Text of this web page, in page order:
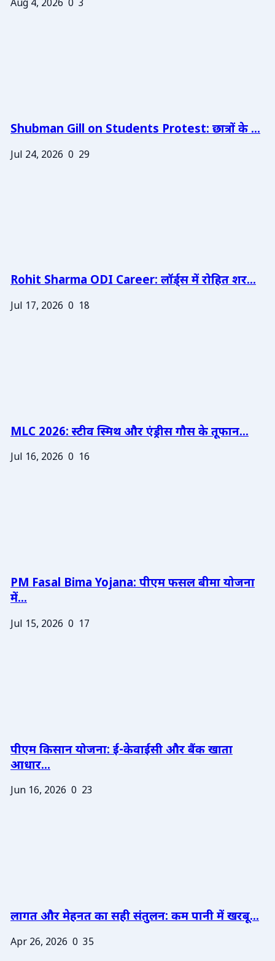
Aug 4, 2026 0 3
Shubman Gill on Students Protest: छात्रों के ...
Jul 24, 2026 0 29
Rohit Sharma ODI Career: लॉर्ड्स में रोहित शर...
Jul 17, 2026 0 18
MLC 2026: स्टीव स्मिथ और एंड्रीस गौस के तूफान...
Jul 16, 2026 0 16
PM Fasal Bima Yojana: पीएम फसल बीमा योजना
में...
Jul 15, 2026 0 17
पीएम किसान योजना: ई-केवाईसी और बैंक खाता
आधार...
Jun 16, 2026 0 23
लागत और मेहनत का सही संतुलन: कम पानी में खरबू...
Apr 26, 2026 0 35